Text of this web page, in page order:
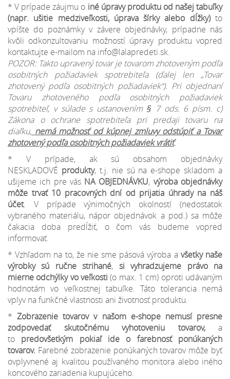
* V prípade záujmu o iné úpravy produktu od našej tabuľky
(napr. ušitie medziveľkosti, úprava šírky alebo dĺžky)to
vpíšte do poznámky v závere objednávky, prípadne nás
kvôli odkonzultovaniu možností úpravy produktu vopred
kontaktujte e-mailom na info@lalapredeti.sk.
POZOR: Takto upravený tovar je tovarom zhotoveným podľa
osobitných požiadaviek spotrebiteľa (ďalej len „Tovar
zhotovený podľa osobitných požiadaviek“). Pri objednaní
Tovaru zhotoveného podľa osobitných požiadaviek
spotrebiteľ, v súlade s ustanovením § 7 ods. 6 písm. c)
Zákona o ochrane spotrebiteľa pri predaji tovaru na
diaľku, nemá možnosť od kúpnej zmluvy odstúpiť a Tovar
zhotovený podľa osobitných požiadaviek vrátiť.
* V prípade, ak sú obsahom objednávky
NESKLADOVÉ produkty, t.j. nie sú na e-shope skladom a
ušijeme ich pre vásNA OBJEDNÁVKU, výroba objednávky
môže trvať 10 pracovných dní od prijatia úhrady na náš
účet. V prípade výnimočných okolností (nedostatok
vybraného materiálu, nápor objednávok a pod.) sa môže
čakacia doba predĺžiť, o čom vás budeme vopred
informovať.
* Vzhľadom na to, že nie sme pásová výroba a všetky naše
výrobky sú ručne strihané, si vyhradzujeme právo na
mierne odchýlky vo veľkosti (o max. 1 cm) oproti udávaným
hodnotám vo veľkostnej tabuľke. Táto tolerancia nemá
vplyv na funkčné vlastnosti ani životnosť produktu.
*Zobrazenie tovarov v našom e-shope nemusí presne
zodpovedať skutočnému vyhotoveniu tovarov,a
to predovšetkým pokiaľ ide o farebnosť ponúkaných
tovarov. Farebné zobrazenie ponúkaných tovarov môže byť
ovplyvnené aj kvalitou používaného monitora alebo iného
koncového zariadenia kupujúceho.